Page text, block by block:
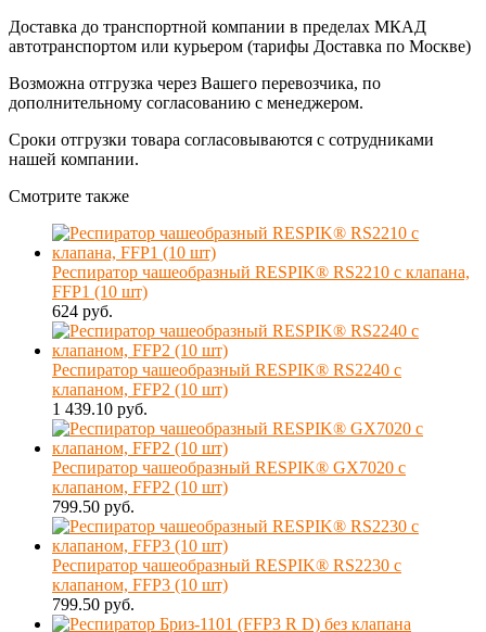
Доставка до транспортной компании в пределах МКАД
автотранспортом или курьером (тарифы Доставка по Москве)
Возможна отгрузка через Вашего перевозчика, по
дополнительному согласованию с менеджером.
Сроки отгрузки товара согласовываются с сотрудниками
нашей компании.
Смотрите также
Респиратор чашеобразный RESPIK® RS2210 с клапана,
FFP1 (10 шт)
624 руб.
Респиратор чашеобразный RESPIK® RS2240 с
клапаном, FFP2 (10 шт)
1 439.10 руб.
Респиратор чашеобразный RESPIK® GX7020 с
клапаном, FFP2 (10 шт)
799.50 руб.
Респиратор чашеобразный RESPIK® RS2230 с
клапаном, FFP3 (10 шт)
799.50 руб.